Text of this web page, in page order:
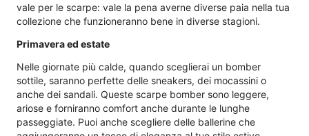
vale per le scarpe: vale la pena averne diverse paia nella tua
collezione che funzioneranno bene in diverse stagioni.
Primavera ed estate
Nelle giornate più calde, quando sceglierai un bomber
sottile, saranno perfette delle sneakers, dei mocassini o
anche dei sandali. Queste scarpe bomber sono leggere,
ariose e forniranno comfort anche durante le lunghe
passeggiate. Puoi anche scegliere delle ballerine che